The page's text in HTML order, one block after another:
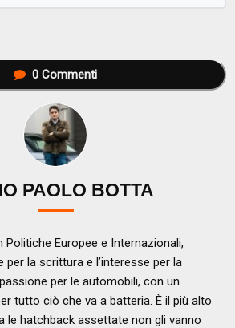
0Commenti
PAOLO BOTTA
Politiche Europee e Internazionali,
per la scrittura e l’interesse per la
per le automobili, con un
tutto ciò che va a batteria. È il più alto
le hatchback assettate non gli vanno